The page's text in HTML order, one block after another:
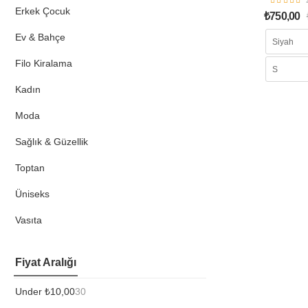
Erkek Çocuk
Ev & Bahçe
Filo Kiralama
Kadın
Moda
Sağlık & Güzellik
Toptan
Üniseks
Vasıta
Fiyat Aralığı
Under ₺10,0030
₺750,00